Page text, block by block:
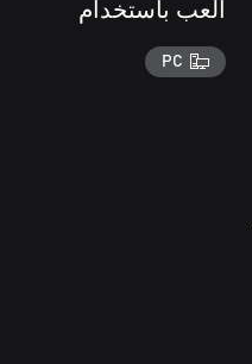
العب باستخدام
PC